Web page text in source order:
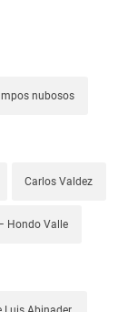
nubosos
Carlos Valdez
Hondo Valle